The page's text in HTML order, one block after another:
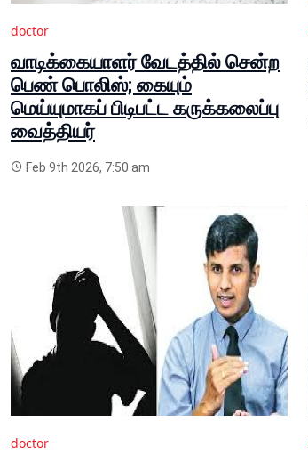
doctor
வாடிக்கையாளர் வேடத்தில் சென்ற
பெண் பொலிஸ்; கையும்
மெய்யுமாகப் பிடிபட்ட கருக்கலைப்பு
வைத்தியர்
Feb 9th 2026, 7:50 am
doctor